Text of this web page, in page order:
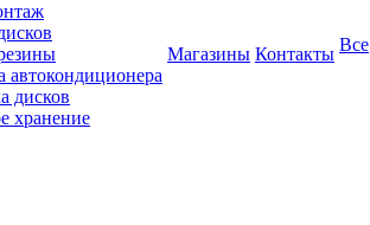
автокондиционера
дисков
хранение
Магазины Контакты Все